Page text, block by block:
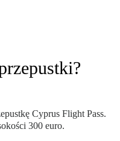
Cyprus Flight Pass.
300 euro.